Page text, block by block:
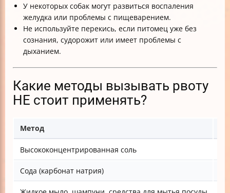
У некоторых собак могут развиться воспаления
желудка или проблемы с пищеварением.
Не используйте перекись, если питомец уже без
сознания, судорожит или имеет проблемы с
дыханием.
Какие методы вызывать рвоту
НЕ стоит применять?
Метод
Высококонцентрированная соль
Сода (карбонат натрия)